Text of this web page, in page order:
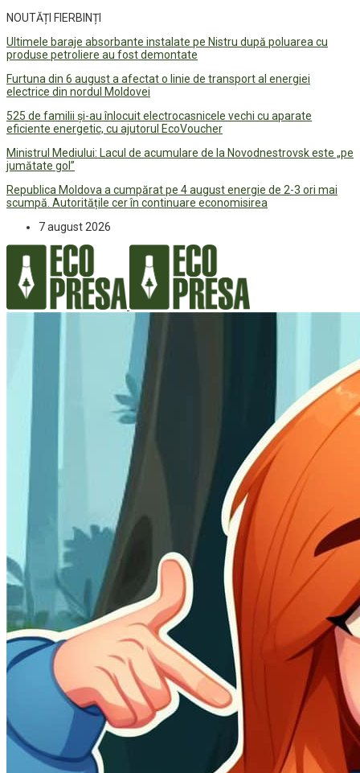
NOUTĂȚI FIERBINȚI
Ultimele baraje absorbante instalate pe Nistru după poluarea cu
produse petroliere au fost demontate
Furtuna din 6 august a afectat o linie de transport al energiei
electrice din nordul Moldovei
525 de familii și-au înlocuit electrocasnicele vechi cu aparate
eficiente energetic, cu ajutorul EcoVoucher
Ministrul Mediului: Lacul de acumulare de la Novodnestrovsk este „pe
jumătate gol”
Republica Moldova a cumpărat pe 4 august energie de 2-3 ori mai
scumpă. Autoritățile cer în continuare economisirea
7 august 2026